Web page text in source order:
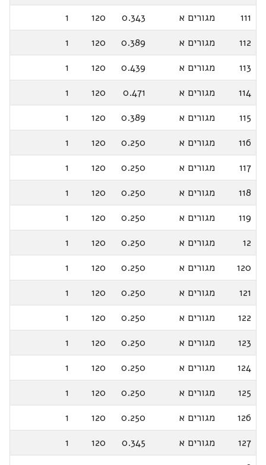
111
מגורים א 0.343
120
1
112
מגורים א 0.389
120
1
113
מגורים א 0.439
120
1
114
מגורים א 0.471
120
1
115
מגורים א 0.389
120
1
116
מגורים א 0.250
120
1
117
מגורים א 0.250
120
1
118
מגורים א 0.250
120
1
119
מגורים א 0.250
120
1
12
מגורים א 0.250
120
1
120
מגורים א 0.250
120
1
121
מגורים א 0.250
120
1
122
מגורים א 0.250
120
1
123
מגורים א 0.250
120
1
124
מגורים א 0.250
120
1
125
מגורים א 0.250
120
1
126
מגורים א 0.250
120
1
127
מגורים א 0.345
120
1